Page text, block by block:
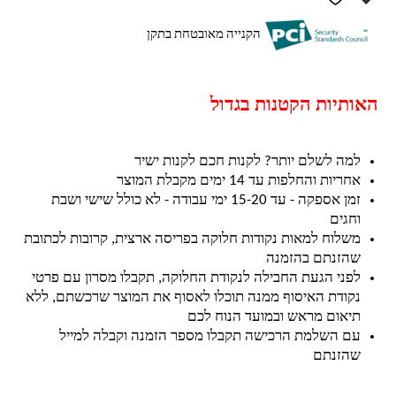
הקנייה מאובטחת בתקן
האותיות הקטנות בגדול
למה לשלם יותר? לקנות חכם לקנות ישיר
אחריות והחלפות עד 14 ימים מקבלת המוצר
זמן אספקה - עד 15-20 ימי עבודה - לא כולל שישי ושבת
וחגים
משלוח למאות נקודות חלוקה בפריסה ארצית, קרובות לכתובת
שהזנתם בהזמנה
לפני הגעת החבילה לנקודת החלוקה, תקבלו מסרון עם פרטי
נקודת האיסוף ממנה תוכלו לאסוף את המוצר שרכשתם, ללא
תיאום מראש ובמועד הנוח לכם
עם השלמת הרכישה תקבלו מספר הזמנה וקבלה למייל
שהזנתם